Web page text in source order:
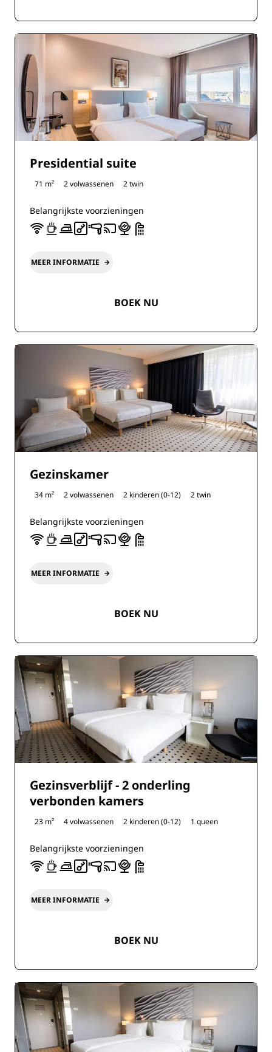
Presidential suite
71 m² 2 volwassenen 2 twin
Belangrijkste voorzieningen
MEER INFORMATIE
BOEK NU
Gezinskamer
34 m² 2 volwassenen 2 kinderen (0-12) 2 twin
Belangrijkste voorzieningen
MEER INFORMATIE
BOEK NU
Gezinsverblijf - 2 onderling
verbonden kamers
23 m² 4 volwassenen 2 kinderen (0-12) 1 queen
Belangrijkste voorzieningen
MEER INFORMATIE
BOEK NU